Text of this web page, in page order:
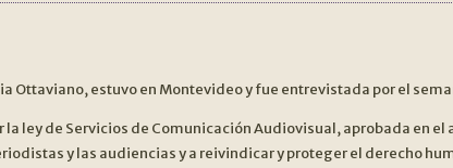
Ottaviano, estuvo en Montevideo y fue entrevistada por el
ley de Servicios de Comunicación Audiovisual, aprobada en
y las audiencias y a reivindicar y proteger el derecho